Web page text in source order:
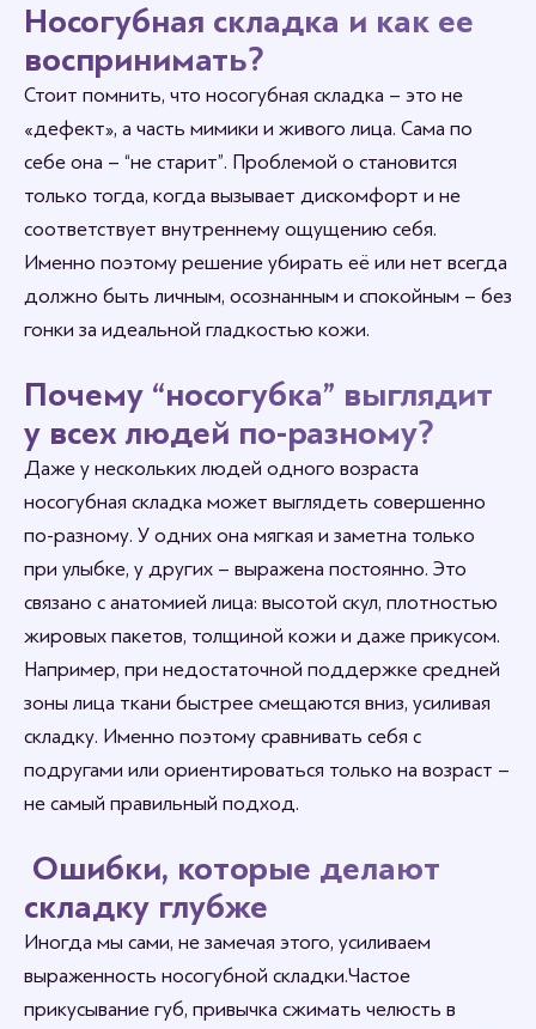
Носогубная складка и как ее
воспринимать?
Стоит помнить, что носогубная складка – это не
«дефект», а часть мимики и живого лица. Сама по
себе она – “не старит”. Проблемой о становится
только тогда, когда вызывает дискомфорт и не
соответствует внутреннему ощущению себя.
Именно поэтому решение убирать её или нет всегда
должно быть личным, осознанным и спокойным – без
гонки за идеальной гладкостью кожи.
Почему “носогубка” выглядит
у всех людей по-разному?
Даже у нескольких людей одного возраста
носогубная складка может выглядеть совершенно
по-разному. У одних она мягкая и заметна только
при улыбке, у других – выражена постоянно. Это
связано с анатомией лица: высотой скул, плотностью
жировых пакетов, толщиной кожи и даже прикусом.
Например, при недостаточной поддержке средней
зоны лица ткани быстрее смещаются вниз, усиливая
складку. Именно поэтому сравнивать себя с
подругами или ориентироваться только на возраст –
не самый правильный подход.
Ошибки, которые делают
складку глубже
Иногда мы сами, не замечая этого, усиливаем
выраженность носогубной складки. Частое
прикусывание губ, привычка сжимать челюсть в